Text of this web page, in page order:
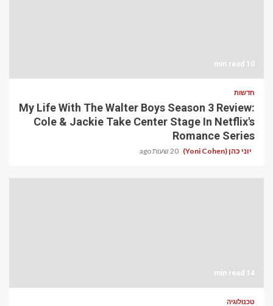
10 min read
חדשות
My Life With The Walter Boys Season 3 Review:
Cole & Jackie Take Center Stage In Netflix's
Romance Series
יוני כהן (Yoni Cohen) 20 שעות ago
14 min read
טכנולוגיה